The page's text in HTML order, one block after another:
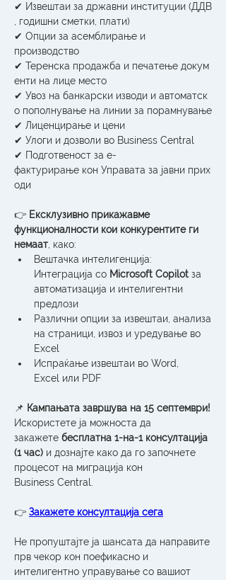
✔ Извештаи за државни институции (ДДВ
, годишни сметки, плати)
✔ Опции за асемблирање и
производство
✔ Теренска продажба и печатење докум
енти на лице место
✔ Увоз на банкарски изводи и автоматск
о пополнување на линии за порамнување
✔ Лиценцирање и цени
✔ Улоги и дозволи во Business Central
✔ Подготвеност за е-
фактурирање кон Управата за јавни прих
оди
👉 Ексклузивно прикажавме
функционалности кои конкурентите ги
немаат, како:
Вештачка интелигенција:
Интеграција со Microsoft Copilot за
автоматизација и интелигентни
предлози
Различни опции за извештаи, анализа
на страници, извоз и уредување во
Excel
Испраќање извештаи во Word,
Excel или PDF
📌 Кампањата завршува на 15 септември!
Искористете ја можноста да
закажете бесплатна 1-на-1 консултација
(1 час) и дознајте како да го започнете
процесот на миграција кон
Business Central.
👉 Закажете консултација сега
Не пропуштајте ја шансата да направите
прв чекор кон поефикасно и
интелигентно управување со вашиот